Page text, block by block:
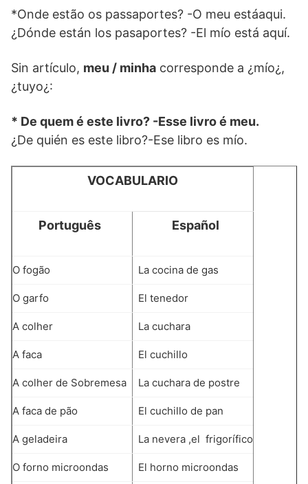
*Onde estão os passaportes? -O meu estáaqui.
¿Dónde están los pasaportes? -El mío está aquí.
Sin artículo, meu / minha corresponde a ¿mío¿,
¿tuyo¿:
* De quem é este livro? -Esse livro é meu.
¿De quién es este libro?-Ese libro es mío.
VOCABULARIO
Português Español
O fogão La cocina de gas
O garfo El tenedor
A colher La cuchara
A faca El cuchillo
A colher de Sobremesa La cuchara de postre
A faca de pão El cuchillo de pan
A geladeira La nevera ,el frigorífico
O forno microondas El horno microondas